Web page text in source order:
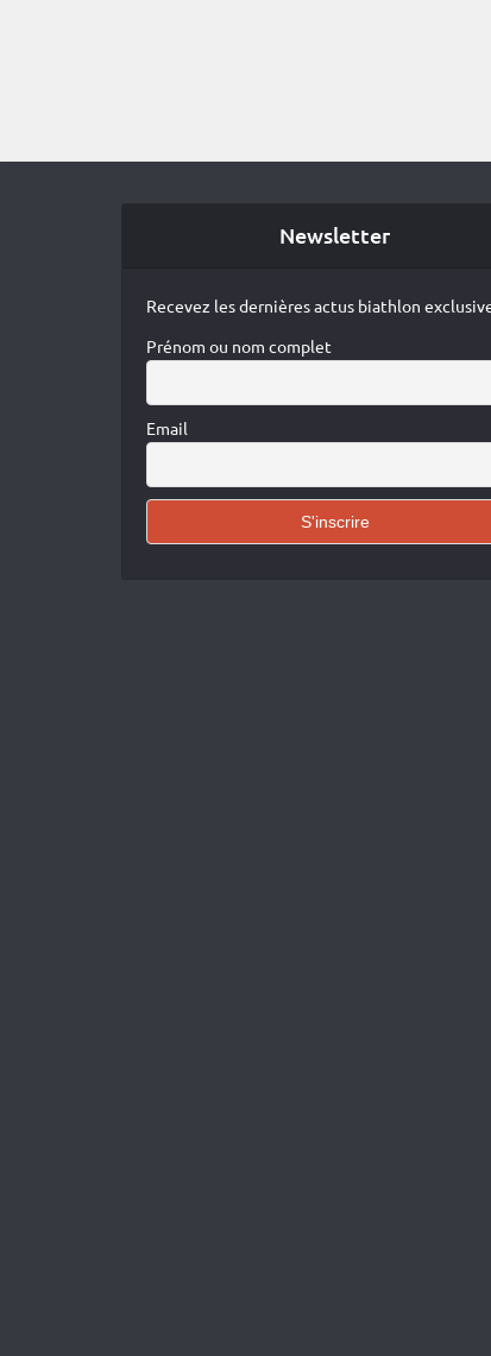
Newsletter
Recevez les dernières actus biathlon
Prénom ou nom complet
Email